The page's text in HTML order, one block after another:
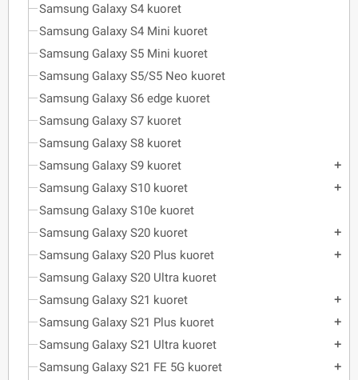
Samsung Galaxy S4 kuoret
Samsung Galaxy S4 Mini kuoret
Samsung Galaxy S5 Mini kuoret
Samsung Galaxy S5/S5 Neo kuoret
Samsung Galaxy S6 edge kuoret
Samsung Galaxy S7 kuoret
Samsung Galaxy S8 kuoret
Samsung Galaxy S9 kuoret
add
Samsung Galaxy S10 kuoret add
Samsung Galaxy S10e kuoret
Samsung Galaxy S20 kuoret
add
Samsung Galaxy S20 Plus kuoret add
Samsung Galaxy S20 Ultra kuoret
Samsung Galaxy S21 kuoret
add
Samsung Galaxy S21 Plus kuoret add
Samsung Galaxy S21 Ultra kuoret add
Samsung Galaxy S21 FE 5G kuoret add